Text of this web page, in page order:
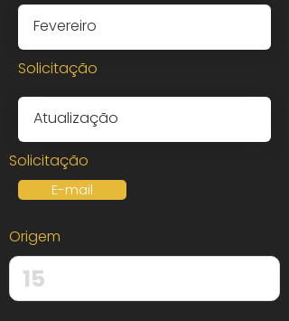
Solicitação
Solicitação
E-mail
Origem